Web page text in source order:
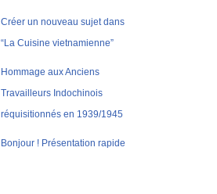
Créer un nouveau sujet dans
“La Cuisine vietnamienne”
Hommage aux Anciens
Travailleurs Indochinois
réquisitionnés en 1939/1945
Bonjour ! Présentation rapide